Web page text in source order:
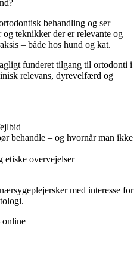
behandling og ser
teknikker der er relevante og
– både hos hund og kat.
funderet tilgang til ortodonti i
relevans, dyrevelfærd og
behandle – og hvornår man ikke
etiske overvejelser
med interesse for
online